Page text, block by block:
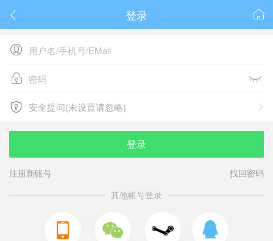
 
登录

 
 
安全提问(未设置请忽略)
安全提问(未设置请忽略)
登录
注册新账号
找回密码
其他帐号登录
  